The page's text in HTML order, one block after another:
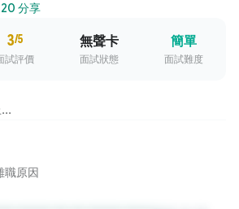
分享
3/5
試評價
無聲卡
面試狀態
簡單
面試難度
職原因